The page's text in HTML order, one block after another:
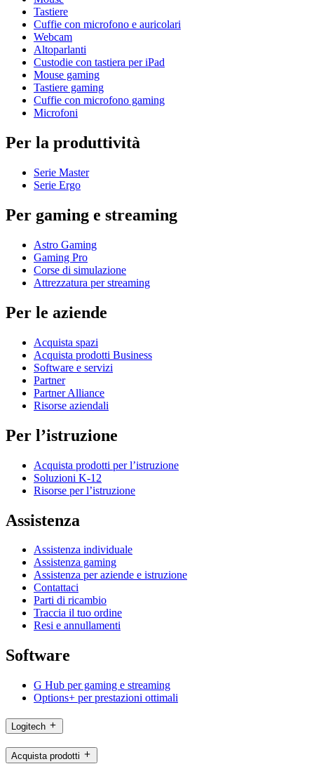
Tastiere
Cuffie con microfono e auricolari
Webcam
Altoparlanti
Custodie con tastiera per iPad
Mouse gaming
Tastiere gaming
Cuffie con microfono gaming
Microfoni
Per la produttività
Serie Master
Serie Ergo
Per gaming e streaming
Astro Gaming
Gaming Pro
Corse di simulazione
Attrezzatura per streaming
Per le aziende
Acquista spazi
Acquista prodotti Business
Software e servizi
Partner
Partner Alliance
Risorse aziendali
Per l’istruzione
Acquista prodotti per l’istruzione
Soluzioni K-12
Risorse per l’istruzione
Assistenza
Assistenza individuale
Assistenza gaming
Assistenza per aziende e istruzione
Contattaci
Parti di ricambio
Traccia il tuo ordine
Resi e annullamenti
Software
G Hub per gaming e streaming
Options+ per prestazioni ottimali
Logitech
Acquista prodotti